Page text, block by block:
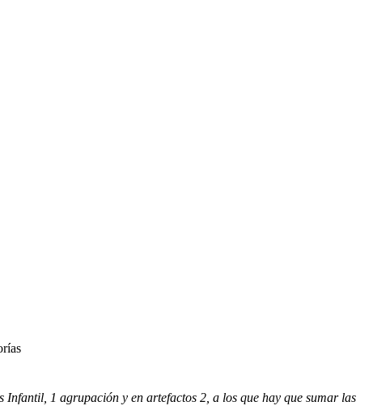
1 agrupación y en artefactos 2, a los que hay que sumar las